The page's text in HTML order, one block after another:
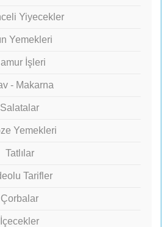
Yiyecekler
Yemekleri
İşleri
- Makarna
Salatalar
Yemekleri
Tatlılar
Tarifler
Çorbalar
İçecekler